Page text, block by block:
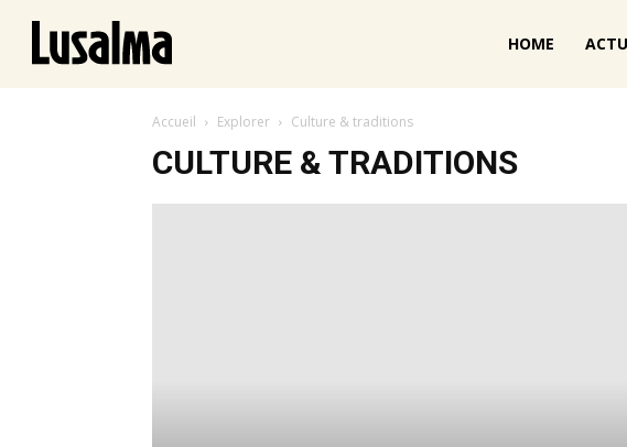
HOME
Accueil Explorer Culture & traditions
CULTURE & TRADITIONS